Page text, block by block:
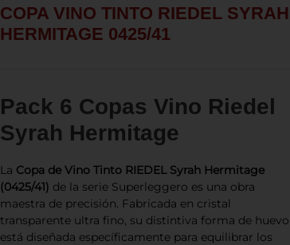
COPA VINO TINTO RIEDEL SYRAH
HERMITAGE 0425/41
Pack 6 Copas Vino Riedel
Syrah Hermitage
La Copa de Vino Tinto RIEDEL Syrah Hermitage
(0425/41) de la serie Superleggero es una obra
maestra de precisión. Fabricada en cristal
transparente ultra fino, su distintiva forma de huevo
está diseñada específicamente para equilibrar los